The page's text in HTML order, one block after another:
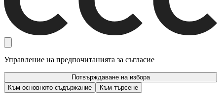
Управление на предпочитанията за съгласие
Потвърждаване на избора
Към основното съдържание
Към търсене